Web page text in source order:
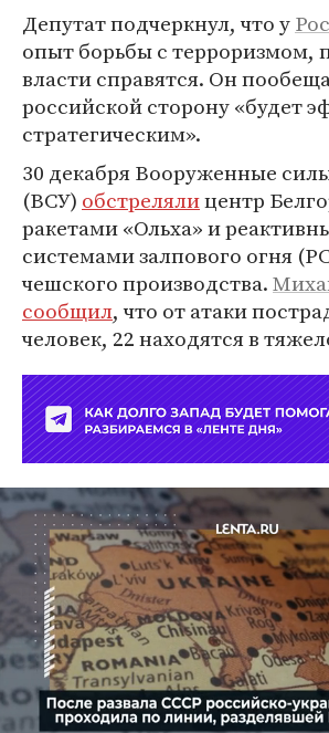
Депутат подчеркнул, что у
опыт борьбы с терроризмом,
власти справятся. Он
российской сторону «будет
стратегическим».
30 декабря Вооруженные
(ВСУ) обстрелялицентр
ракетами «Ольха» и
системами залпового огня
чешского производства.
сообщил, что от атаки
человек, 22 находятся в